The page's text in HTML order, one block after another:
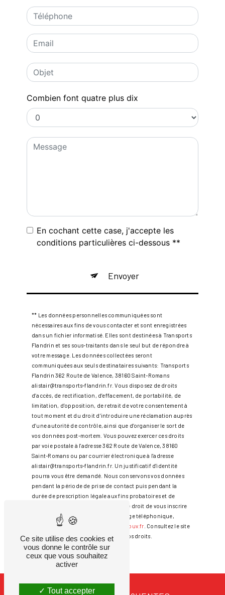
Combien font quatre plus dix
En cochant cette case, j'accepte les
conditions particulières ci-dessous **
Envoyer
** Les données personnelles communiquées sont
nécessaires aux fins de vous contacter et sont enregistrées
dans un fichier informatisé. Elles sont destinées à Transports
Flandrin et ses sous-traitants dans le seul but de répondre à
votre message. Les données collectées seront
communiquées aux seuls destinataires suivants: Transports
Flandrin 362 Route de Valence, 38160 Saint-Romans
alistair@transports-flandrin.fr. Vous disposez de droits
d’accès, de rectification, d’effacement, de portabilité, de
limitation, d’opposition, de retrait de votre consentement à
tout moment et du droit d’introduire une réclamation auprès
d’une autorité de contrôle, ainsi que d’organiser le sort de
vos données post-mortem. Vous pouvez exercer ces droits
par voie postale à l'adresse 362 Route de Valence, 38160
Saint-Romans ou par courrier électronique à l'adresse
alistair@transports-flandrin.fr. Un justificatif d'identité
pourra vous être demandé. Nous conservons vos données
pendant la période de prise de contact puis pendant la
durée de prescription légale aux fins probatoires et de
gestion des contentieux. Vous avez le droit de vous inscrire
sur la liste d'opposition au démarchage téléphonique,
disponible à cette adresse:
Bloctel.gouv.fr . Consultez le site
cnil.fr pour plus d’informations sur vos droits.
Ce site utilise des cookies et
vous donne le contrôle sur
ceux que vous souhaitez
activer
Tout accepter